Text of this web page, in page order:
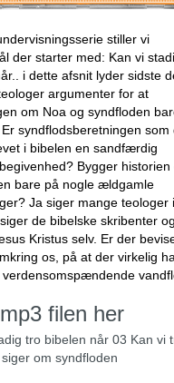
stiller vi
der starter med: Kan vi
i dette afsnit lyder sidste
argumenter for at
om Noa og syndfloden
syndflodsberetningen som
i bibelen en sandfærdig
Bygger historien
bare på nogle ældgamle
Ja siger mange teologer i
de bibelske skribenter og
Kristus selv. Er der
os, på at der virkelig
filen her
tro bibelen når 03 Kan vi
om syndfloden